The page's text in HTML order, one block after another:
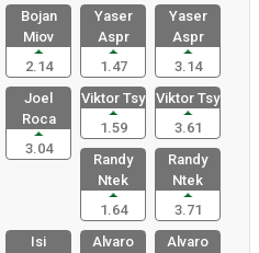
Bojan
Miov
2.14
Yaser
Aspr
1.47
Yaser
Aspr
3.14
Joel
Roca
3.04
Viktor Tsy
1.59
Viktor Tsy
3.61
Randy
Ntek
1.64
Randy
Ntek
3.71
Isi
Alvaro
Alvaro